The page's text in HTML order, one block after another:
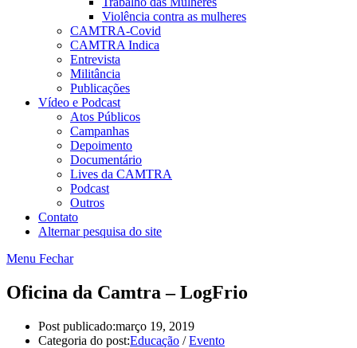
Violência contra as mulheres
CAMTRA-Covid
CAMTRA Indica
Entrevista
Militância
Publicações
Vídeo e Podcast
Atos Públicos
Campanhas
Depoimento
Documentário
Lives da CAMTRA
Podcast
Outros
Contato
Alternar pesquisa do site
Menu Fechar
Oficina da Camtra – LogFrio
Post publicado:março 19, 2019
Categoria do post:Educação / Evento